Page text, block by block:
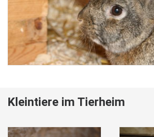
Kleintiere im Tierheim